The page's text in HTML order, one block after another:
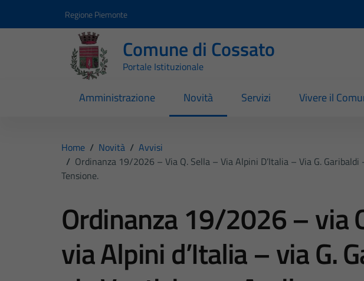
Regione Piemonte
Comune di Cossato
Portale Istituzionale
Amministrazione Novità Servizi Vivere il
Home / Novità / Avvisi
/ Ordinanza 19/2026 – Via Q. Sella – Via Alpini D’Italia – Via G.
Tensione.
Ordinanza 19/2026 – via
via Alpini d’Italia – via G.